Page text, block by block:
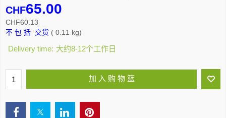
CHF65.00
CHF60.13
不 包 括 交货
0.11 kg
Delivery time: 大约8-12个工作日
加 入 购 物 篮